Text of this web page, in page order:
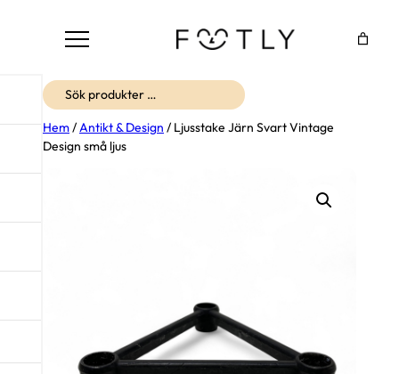
Sök
Hem / Antikt & Design / Ljusstake Järn Svart Vintage
Design små ljus